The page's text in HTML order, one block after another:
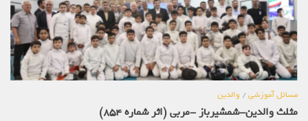
مسائل آموزشی/ والدین
مثلث والدین-شمشیرباز -مربی (اثر شماره 854)